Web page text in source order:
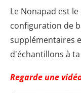
Le Nonapad est
configuration de
supplémentaires
d'échantillons à
Regarde une